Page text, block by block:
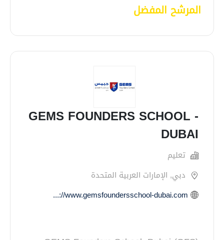
المرشح المفضل
GEMS FOUNDERS SCHOOL -
DUBAI
تعليم
دبي, الإمارات العربية المتحدة
https://www.gemsfoundersschool-dubai.com